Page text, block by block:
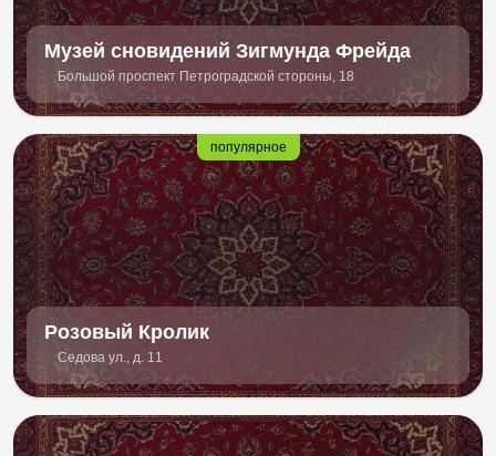
Музей сновидений Зигмунда Фрейда
Большой проспект Петроградской стороны, 18
популярное
Розовый Кролик
Седова ул., д. 11